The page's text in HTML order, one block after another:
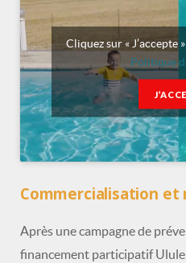
Cliquez sur « J’accepte
Politique
Commercialisation
Après une campagne de
financement participatif